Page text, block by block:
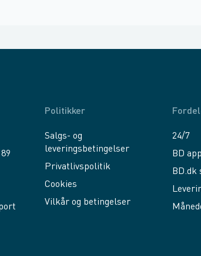
Politikker
Salgs- og
leveringsbetingelser
Privatlivspolitik
Cookies
Vilkår og betingelser
24/7
BD app
BD.dk